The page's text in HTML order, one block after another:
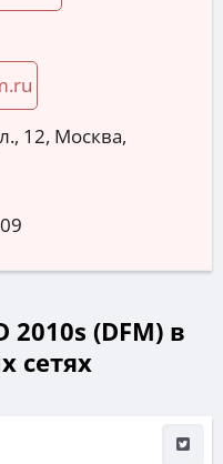
12, Москва,
2010s (DFM) в
сетях